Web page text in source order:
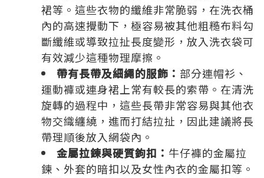
裙等。這些衣物的纖維非常脆弱，在洗衣桶
內的高速攪動下，極容易被其他粗糙布料勾
斷纖維或導致拉扯長度變形，放入洗衣袋可
有效減少這種物理摩擦。
帶有長帶及細繩的服飾： 部分連帽衫、
運動褲或連身裙上常有較長的索帶。在清洗
旋轉的過程中，這些長帶非常容易與其他衣
物交織纏繞，進而打結拉扯，因此建議將長
帶理順後放入網袋內。
金屬拉鍊與硬質鉤扣： 牛仔褲的金屬拉
鍊、外套的暗扣以及女性內衣的金屬扣等。